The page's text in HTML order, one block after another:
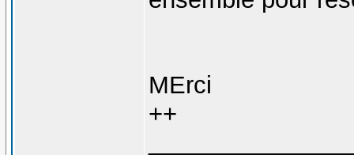
MErci
++